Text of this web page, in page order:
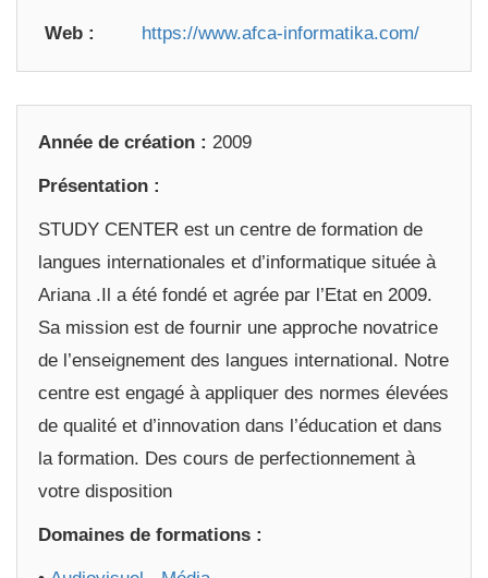
Web : https://www.afca-informatika.com/
Année de création : 2009
Présentation :
STUDY CENTER est un centre de formation de
langues internationales et d’informatique située à
Ariana .Il a été fondé et agrée par l’Etat en 2009.
Sa mission est de fournir une approche novatrice
de l’enseignement des langues international. Notre
centre est engagé à appliquer des normes élevées
de qualité et d’innovation dans l’éducation et dans
la formation. Des cours de perfectionnement à
votre disposition
Domaines de formations :